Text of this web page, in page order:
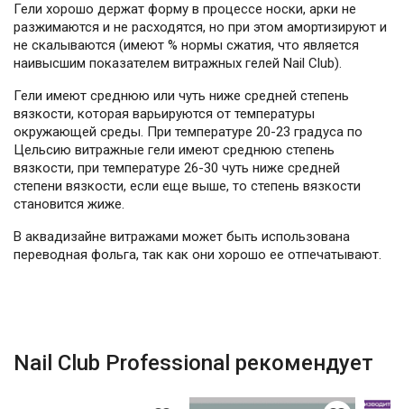
Гели хорошо держат форму в процессе носки, арки не
разжимаются и не расходятся, но при этом амортизируют и
не скалываются (имеют % нормы сжатия, что является
наивысшим показателем витражных гелей Nail Club).
Гели имеют среднюю или чуть ниже средней степень
вязкости, которая варьируются от температуры
окружающей среды. При температуре 20-23 градуса по
Цельсию витражные гели имеют среднюю степень
вязкости, при температуре 26-30 чуть ниже средней
степени вязкости, если еще выше, то степень вязкости
становится жиже.
В аквадизайне витражами может быть использована
переводная фольга, так как они хорошо ее отпечатывают.
Nail Club Professional рекомендует